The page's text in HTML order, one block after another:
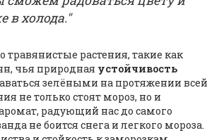
в холода."
травянистые растения, такие как
чья природная устойчивость
зелёными на протяжении всей
не только стоят мороз, но и
радующий нас до самого
не боится снега и легкого мороза.